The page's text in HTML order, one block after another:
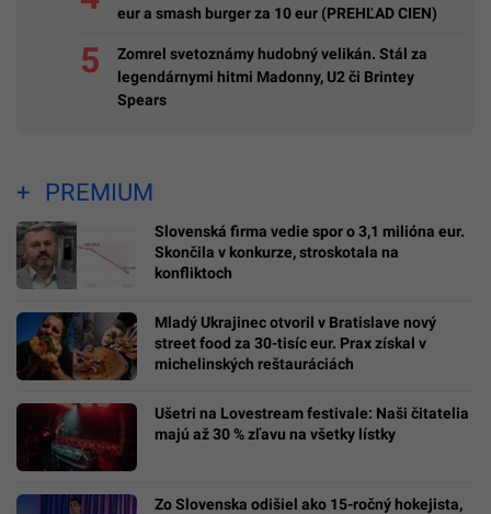
eur a smash burger za 10 eur (PREHĽAD CIEN)
Zomrel svetoznámy hudobný velikán. Stál za
legendárnymi hitmi Madonny, U2 či Brintey
Spears
PREMIUM
Slovenská firma vedie spor o 3,1 milióna eur.
Skončila v konkurze, stroskotala na
konfliktoch
Mladý Ukrajinec otvoril v Bratislave nový
street food za 30-tisíc eur. Prax získal v
michelinských reštauráciách
Ušetri na Lovestream festivale: Naši čitatelia
majú až 30 % zľavu na všetky lístky
Zo Slovenska odišiel ako 15-ročný hokejista,